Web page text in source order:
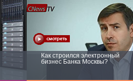
Как строился электронный
бизнес Банка Москвы?